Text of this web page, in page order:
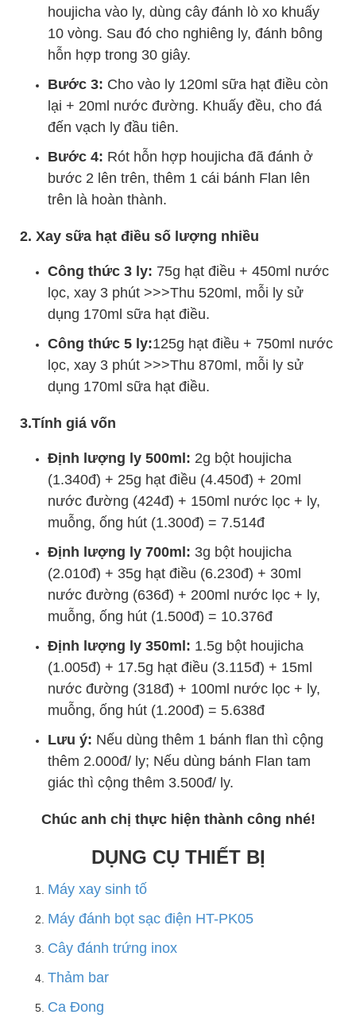
houjicha vào ly, dùng cây đánh lò xo khuấy
10 vòng. Sau đó cho nghiêng ly, đánh bông
hỗn hợp trong 30 giây.
Bước 3: Cho vào ly 120ml sữa hạt điều còn
lại + 20ml nước đường. Khuấy đều, cho đá
đến vạch ly đầu tiên.
Bước 4: Rót hỗn hợp houjicha đã đánh ở
bước 2 lên trên, thêm 1 cái bánh Flan lên
trên là hoàn thành.
2. Xay sữa hạt điều số lượng nhiều
Công thức 3 ly: 75g hạt điều + 450ml nước
lọc, xay 3 phút >>>Thu 520ml, mỗi ly sử
dụng 170ml sữa hạt điều.
Công thức 5 ly:125g hạt điều + 750ml nước
lọc, xay 3 phút >>>Thu 870ml, mỗi ly sử
dụng 170ml sữa hạt điều.
3.Tính giá vốn
Định lượng ly 500ml: 2g bột houjicha
(1.340đ) + 25g hạt điều (4.450đ) + 20ml
nước đường (424đ) + 150ml nước lọc + ly,
muỗng, ống hút (1.300đ) = 7.514đ
Định lượng ly 700ml: 3g bột houjicha
(2.010đ) + 35g hạt điều (6.230đ) + 30ml
nước đường (636đ) + 200ml nước lọc + ly,
muỗng, ống hút (1.500đ) = 10.376đ
Định lượng ly 350ml: 1.5g bột houjicha
(1.005đ) + 17.5g hạt điều (3.115đ) + 15ml
nước đường (318đ) + 100ml nước lọc + ly,
muỗng, ống hút (1.200đ) = 5.638đ
Lưu ý: Nếu dùng thêm 1 bánh flan thì cộng
thêm 2.000đ/ ly; Nếu dùng bánh Flan tam
giác thì cộng thêm 3.500đ/ ly.
Chúc anh chị thực hiện thành công nhé!
DỤNG CỤ THIẾT BỊ
Máy xay sinh tố
Máy đánh bọt sạc điện HT-PK05
Cây đánh trứng inox
Thảm bar
Ca Đong